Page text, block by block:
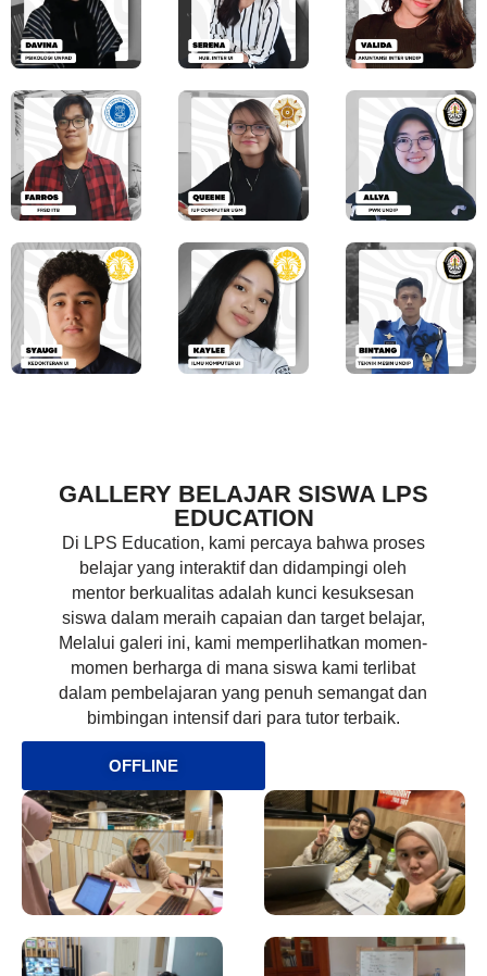
GALLERY BELAJAR SISWA LPS
EDUCATION
Di LPS Education, kami percaya bahwa proses
belajar yang interaktif dan didampingi oleh
mentor berkualitas adalah kunci kesuksesan
siswa dalam meraih capaian dan target belajar,
Melalui galeri ini, kami memperlihatkan momen-
momen berharga di mana siswa kami terlibat
dalam pembelajaran yang penuh semangat dan
bimbingan intensif dari para tutor terbaik.
OFFLINE